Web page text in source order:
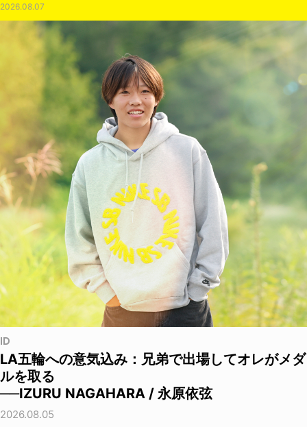
2026.08.07
ID
LA五輪への意気込み：兄弟で出場してオレがメダ
ルを取る
──IZURU NAGAHARA / 永原依弦
2026.08.05